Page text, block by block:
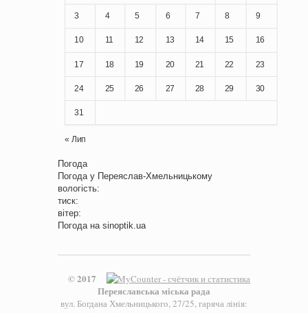
3 4 5 6 7 8 9
10 11 12 13 14 15 16
17 18 19 20 21 22 23
24 25 26 27 28 29 30
31
« Лип
Погода
Погода у Переяслав-Хмельницькому
вологість:
тиск:
вітер:
Погода на sinoptik.ua
© 2017
Переяславська міська рада
вул. Богдана Хмельницького, 27/25, гаряча лінія: